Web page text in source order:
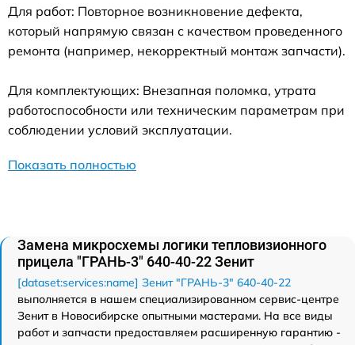
Для работ: Повторное возникновение дефекта,
который напрямую связан с качеством проведенного
ремонта (например, некорректный монтаж запчасти).
Для комплектующих: Внезапная поломка, утрата
работоспособности или техническим параметрам при
соблюдении условий эксплуатации.
Показать полностью
Замена микросхемы логики тепловизионного
прицела "ГРАНЬ-3" 640-40-22 Зенит
[dataset:services:name] Зенит "ГРАНЬ-3" 640-40-22
выполняется в нашем специализированном сервис-центре
Зенит в Новосибирске опытными мастерами. На все виды
работ и запчасти предоставляем расширенную гарантию -